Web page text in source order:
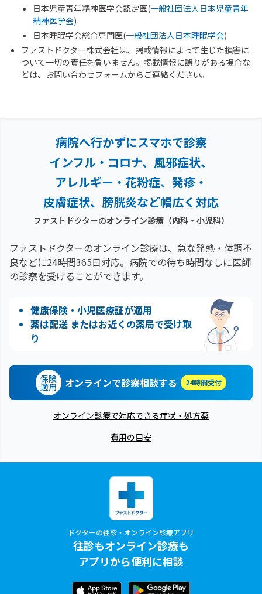
日本児童青年精神医学会認定医(一般社団法人日本児童青年
精神医学会)
日本睡眠学会総合専門医(一般社団法人日本睡眠学会)
ファストドクター株式会社は、掲載情報によって生じた損害に
ついて一切の責任を負いません。掲載情報に誤りがある場合な
どは、お問い合わせフォームからご連絡ください。
病院へ行かずにスマホで診察
インフル・コロナ、風邪症状、
アレルギー・花粉症、 発疹・
皮膚症状、膀胱炎など幅広く対応
ファストドクターのオンライン診療（内科・小児科）
ファストドクターのオンライン診療は、急な発熱・体調不
良などに24時間365日対応。 病院での待ち時間なしに医師
の診察を受けることができます。
健康保険・小児医療証が適用
薬は配送 またはお近くの薬局で受け取
り
保険
適用 オンラインで診察相談する 24時間受付
オンライン診療で対応できる症状・処方薬
費用の目安
ドクターの往診・オンライン診療アプリ
往診もオンライン診療も
アプリから便利に相談